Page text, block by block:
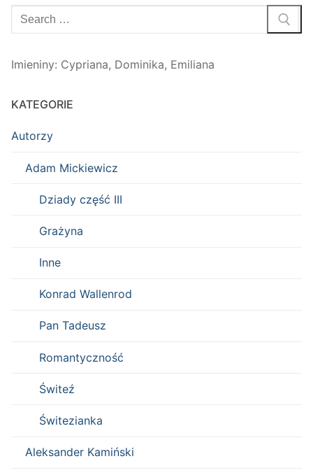
Szukaj:
Imieniny: Cypriana, Dominika, Emiliana
KATEGORIE
Autorzy
Adam Mickiewicz
Dziady część III
Grażyna
Inne
Konrad Wallenrod
Pan Tadeusz
Romantyczność
Świteź
Świtezianka
Aleksander Kamiński